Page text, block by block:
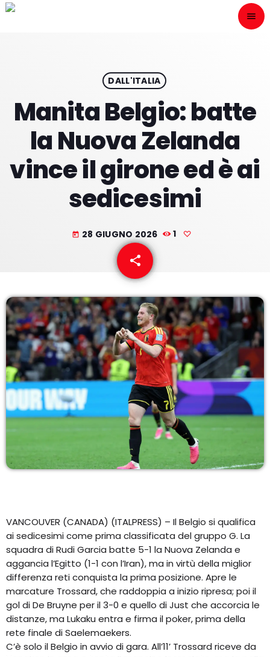
menu
play_arrow
NUESTRAS FRECUENCIAS
NOTICIAS
CONTACTO
DALL'ITALIA
Manita Belgio: batte
la Nuova Zelanda
vince il girone ed è ai
sedicesimi
today 28 GIUGNO 2026 1
share
email
VANCOUVER (CANADA) (ITALPRESS) – Il Belgio si qualifica
ai sedicesimi come prima classificata del gruppo G. La
squadra di Rudi Garcia batte 5-1 la Nuova Zelanda e
aggancia l’Egitto (1-1 con l’Iran), ma in virtù della miglior
differenza reti conquista la prima posizione. Apre le
marcature Trossard, che raddoppia a inizio ripresa; poi il
gol di De Bruyne per il 3-0 e quello di Just che accorcia le
distanze, ma Lukaku entra e firma il poker, prima della
rete finale di Saelemaekers.
C’è solo il Belgio in avvio di gara. All’11’ Trossard riceve da